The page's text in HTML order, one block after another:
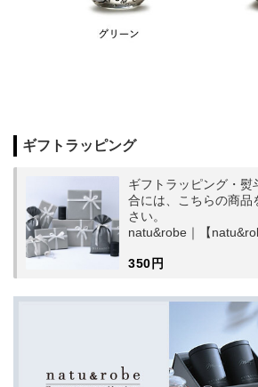
ギフトラッピング
ギフトラッピング・熨
合には、こちらの商品
さい。
natu&robe｜【
350円